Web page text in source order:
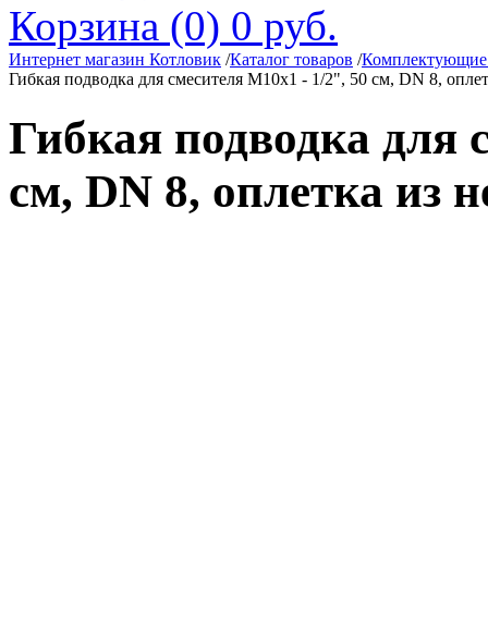
Корзина (0) 0 руб.
Интернет магазин Котловик /Каталог товаров /Комплектующие
Гибкая подводка для смесителя М10х1 - 1/2", 50 см, DN 8,
Гибкая подводка для
см, DN 8, оплетка из